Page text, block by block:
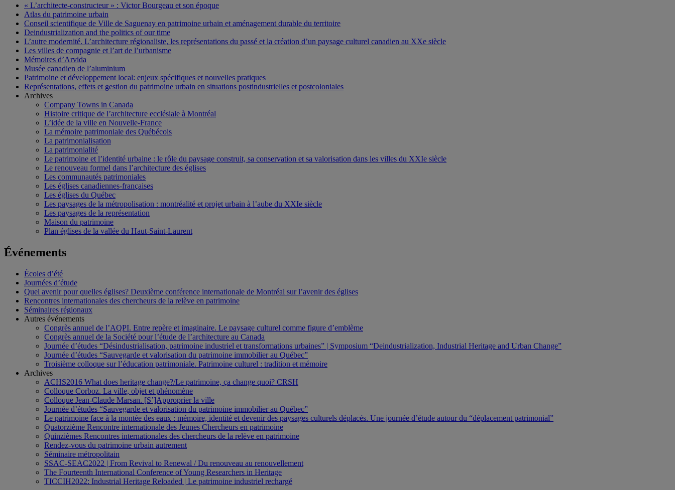
« L’architecte-constructeur » : Victor Bourgeau et son époque
Atlas du patrimoine urbain
Conseil scientifique de Ville de Saguenay en patrimoine urbain et aménagement durable du territoire
Deindustrialization and the politics of our time
L’autre modernité. L’architecture régionaliste, les représentations du passé et la création d’un paysage culturel canadien au XXe siècle
Les villes de compagnie et l’art de l’urbanisme
Mémoires d’Arvida
Musée canadien de l’aluminium
Patrimoine et développement local: enjeux spécifiques et nouvelles pratiques
Représentations, effets et gestion du patrimoine urbain en situations postindustrielles et postcoloniales
Archives
Company Towns in Canada
Histoire critique de l’architecture ecclésiale à Montréal
L’idée de la ville en Nouvelle-France
La mémoire patrimoniale des Québécois
La patrimonialisation
La patrimonialité
Le patrimoine et l’identité urbaine : le rôle du paysage construit, sa conservation et sa valorisation dans les villes du XXIe siècle
Le renouveau formel dans l’architecture des églises
Les communautés patrimoniales
Les églises canadiennes-françaises
Les églises du Québec
Les paysages de la métropolisation : montréalité et projet urbain à l’aube du XXIe siècle
Les paysages de la représentation
Maison du patrimoine
Plan églises de la vallée du Haut-Saint-Laurent
Événements
Écoles d’été
Journées d’étude
Quel avenir pour quelles églises? Deuxième conférence internationale de Montréal sur l’avenir des églises
Rencontres internationales des chercheurs de la relève en patrimoine
Séminaires régionaux
Autres événements
Congrès annuel de l’AQPI. Entre repère et imaginaire. Le paysage culturel comme figure d’emblème
Congrès annuel de la Société pour l’étude de l’architecture au Canada
Journée d’études “Désindustrialisation, patrimoine industriel et transformations urbaines” | Symposium “Deindustrialization, Industrial Heritage and Urban Change”
Journée d’études “Sauvegarde et valorisation du patrimoine immobilier au Québec”
Troisième colloque sur l’éducation patrimoniale. Patrimoine culturel : tradition et mémoire
Archives
ACHS2016 What does heritage change?/Le patrimoine, ça change quoi? CRSH
Colloque Corboz. La ville, objet et phénomène
Colloque Jean-Claude Marsan. [S’]Approprier la ville
Journée d’études “Sauvegarde et valorisation du patrimoine immobilier au Québec”
Le patrimoine face à la montée des eaux : mémoire, identité et devenir des paysages culturels déplacés. Une journée d’étude autour du “déplacement patrimonial”
Quatorzième Rencontre internationale des Jeunes Chercheurs en patrimoine
Quinzièmes Rencontres internationales des chercheurs de la relève en patrimoine
Rendez-vous du patrimoine urbain autrement
Séminaire métropolitain
SSAC-SEAC2022 | From Revival to Renewal / Du renouveau au renouvellement
The Fourteenth International Conference of Young Researchers in Heritage
TICCIH2022: Industrial Heritage Reloaded | Le patrimoine industriel rechargé